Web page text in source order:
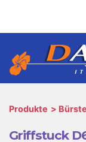
Produkte
Griffstuck